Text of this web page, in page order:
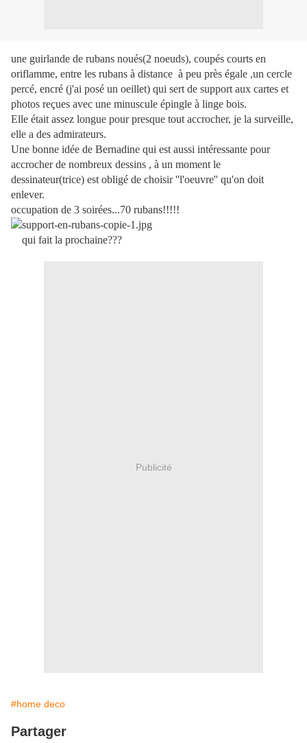
une guirlande de rubans noués(2 noeuds), coupés courts en
oriflamme, entre les rubans à distance à peu près égale ,un cercle
percé, encré (j'ai posé un oeillet) qui sert de support aux cartes et
photos reçues avec une minuscule épingle à linge bois.
Elle était assez longue pour presque tout accrocher, je la surveille,
elle a des admirateurs.
Une bonne idée de Bernadine qui est aussi intéressante pour
accrocher de nombreux dessins , à un moment le
dessinateur(trice) est obligé de choisir ''l'oeuvre'' qu'on doit
enlever.
occupation de 3 soirées...70 rubans!!!!!
qui fait la prochaine???
Publicité
#home deco
Partager